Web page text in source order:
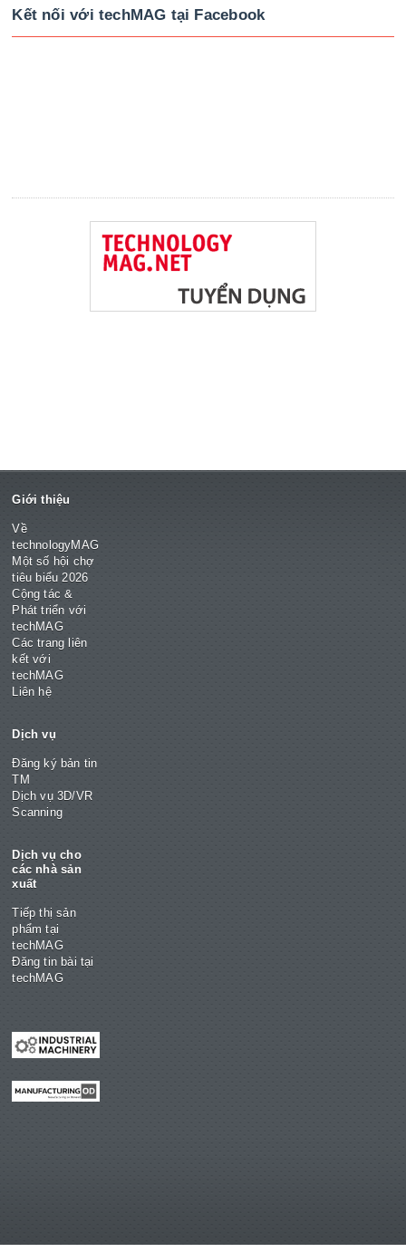
Kết nối với techMAG tại Facebook
Giới thiệu
Về
technologyMAG
Một số hội chợ
tiêu biểu 2026
Cộng tác &
Phát triển với
techMAG
Các trang liên
kết với
techMAG
Liên hệ
Dịch vụ
Đăng ký bản tin
TM
Dịch vụ 3D/VR
Scanning
Dịch vụ cho
các nhà sản
xuất
Tiếp thị sản
phẩm tại
techMAG
Đăng tin bài tại
techMAG